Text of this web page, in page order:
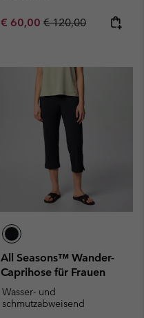
Sale price:
€ 60,00 Regular price:
€ 120,00
All Seasons™ Wander-
Caprihose für Frauen
Wasser- und
schmutzabweisend